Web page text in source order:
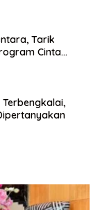
Tarik
Cinta
Terbengkalai,